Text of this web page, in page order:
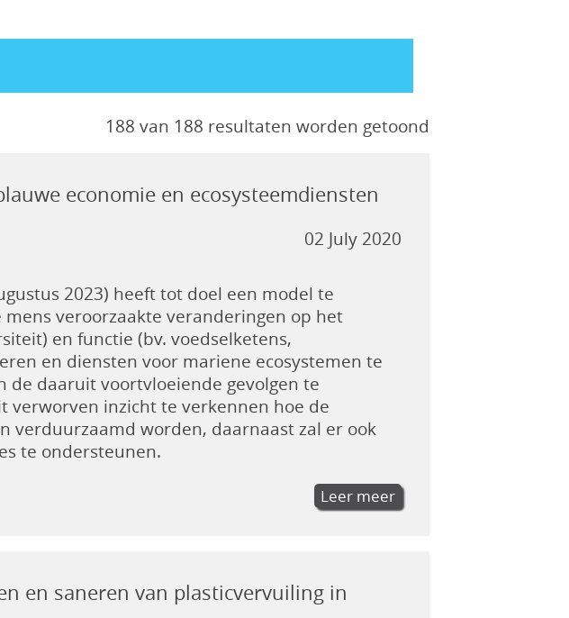
188 van 188 resultaten worden getoond
economie en ecosysteemdiensten
02 July 2020
2023) heeft tot doel een model te
veroorzaakte veranderingen op het
en functie (bv. voedselketens,
en diensten voor mariene ecosystemen te
de daaruit voortvloeiende gevolgen te
verworven inzicht te verkennen hoe de
verduurzaamd worden, daarnaast zal er ook
te ondersteunen.
Leer meer
en saneren van plasticvervuiling in